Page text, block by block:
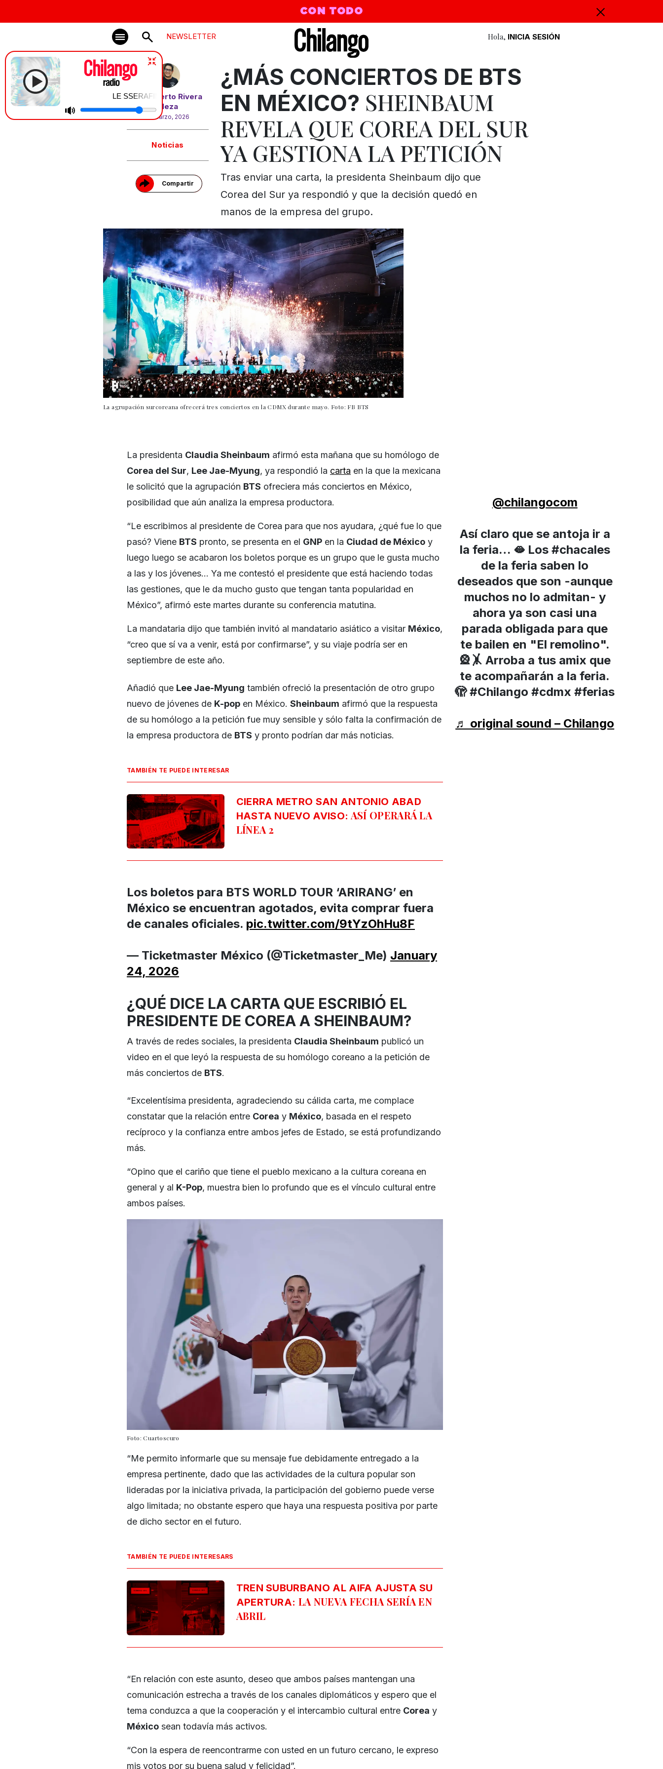
CON TODO
NEWSLETTER Hola, INICIA SESIÓN
LE SSERAFIM | CELEBRATION
PorAlberto Rivera
Meza
17 marzo, 2026
Noticias
Compartir
¿MÁS CONCIERTOS DE BTS
EN MÉXICO? SHEINBAUM
REVELA QUE COREA DEL SUR
YA GESTIONA LA PETICIÓN
Tras enviar una carta, la presidenta Sheinbaum dijo que
Corea del Sur ya respondió y que la decisión quedó en
manos de la empresa del grupo.
La agrupación surcoreana ofrecerá tres conciertos en la CDMX durante mayo. Foto: FB BTS
La presidenta Claudia Sheinbaum afirmó esta mañana que su homólogo de
Corea del Sur, Lee Jae-Myung, ya respondió la carta en la que la mexicana
le solicitó que la agrupación BTS ofreciera más conciertos en México,
posibilidad que aún analiza la empresa productora.
“Le escribimos al presidente de Corea para que nos ayudara, ¿qué fue lo que
pasó? Viene BTS pronto, se presenta en el GNP en la Ciudad de México y
luego luego se acabaron los boletos porque es un grupo que le gusta mucho
a las y los jóvenes… Ya me contestó el presidente que está haciendo todas
las gestiones, que le da mucho gusto que tengan tanta popularidad en
México”, afirmó este martes durante su conferencia matutina.
La mandataria dijo que también invitó al mandatario asiático a visitar México,
“creo que sí va a venir, está por confirmarse”, y su viaje podría ser en
septiembre de este año.
Añadió que Lee Jae-Myung también ofreció la presentación de otro grupo
nuevo de jóvenes de K-pop en México. Sheinbaum afirmó que la respuesta
de su homólogo a la petición fue muy sensible y sólo falta la confirmación de
la empresa productora de BTS y pronto podrían dar más noticias.
TAMBIÉN TE PUEDE INTERESAR
CIERRA METRO SAN ANTONIO ABAD
HASTA NUEVO AVISO: ASÍ OPERARÁ LA
LÍNEA 2
Los boletos para BTS WORLD TOUR ‘ARIRANG’ en
México se encuentran agotados, evita comprar fuera
de canales oficiales. pic.twitter.com/9tYzOhHu8F
— Ticketmaster México (@Ticketmaster_Me) January
24, 2026
¿QUÉ DICE LA CARTA QUE ESCRIBIÓ EL
PRESIDENTE DE COREA A SHEINBAUM?
A través de redes sociales, la presidenta Claudia Sheinbaum publicó un
video en el que leyó la respuesta de su homólogo coreano a la petición de
más conciertos de BTS.
“Excelentísima presidenta, agradeciendo su cálida carta, me complace
constatar que la relación entre Corea y México, basada en el respeto
recíproco y la confianza entre ambos jefes de Estado, se está profundizando
más.
“Opino que el cariño que tiene el pueblo mexicano a la cultura coreana en
general y al K-Pop, muestra bien lo profundo que es el vínculo cultural entre
ambos países.
Foto: Cuartoscuro
“Me permito informarle que su mensaje fue debidamente entregado a la
empresa pertinente, dado que las actividades de la cultura popular son
lideradas por la iniciativa privada, la participación del gobierno puede verse
algo limitada; no obstante espero que haya una respuesta positiva por parte
de dicho sector en el futuro.
TAMBIÉN TE PUEDE INTERESARS
TREN SUBURBANO AL AIFA AJUSTA SU
APERTURA: LA NUEVA FECHA SERÍA EN
ABRIL
“En relación con este asunto, deseo que ambos países mantengan una
comunicación estrecha a través de los canales diplomáticos y espero que el
tema conduzca a que la cooperación y el intercambio cultural entre Corea y
México sean todavía más activos.
“Con la espera de reencontrarme con usted en un futuro cercano, le expreso
mis votos por su buena salud y felicidad”.
@chilangocom
Así claro que se antoja ir a
la feria… 🫦 Los #chacales
de la feria saben lo
deseados que son -aunque
muchos no lo admitan- y
ahora ya son casi una
parada obligada para que
te bailen en "El remolino".
🎡🤸 Arroba a tus amix que
te acompañarán a la feria.
🫣 #Chilango #cdmx #ferias
♬ original sound – Chilango